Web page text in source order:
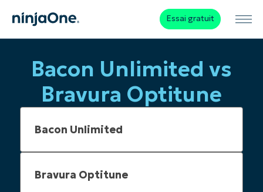
Essai gratuit
Bacon Unlimited vs
Bravura Optitune